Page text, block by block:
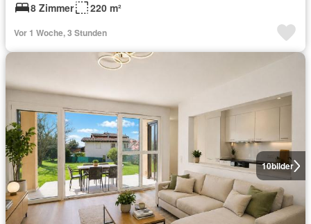
8 Zimmer
220 m²
Vor 1 Woche, 3 Stunden
10bilder